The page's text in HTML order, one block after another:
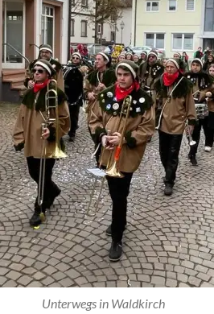
Unterwegs in Waldkirch